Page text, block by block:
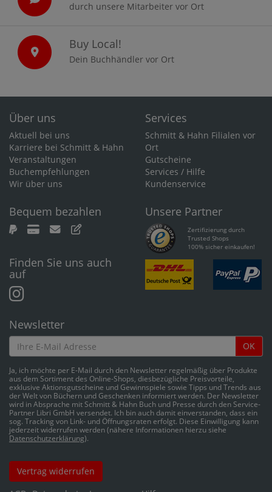
durch unsere Mitarbeiter vor Ort
Buy Local!
Dein Buchhändler vor Ort
Über uns
Aktuell bei uns
Karriere bei Schmitt & Hahn
Veranstaltungen
Buchempfehlungen
Wir über uns
Services
Schmitt & Hahn Filialen vor
Ort
Gutscheine
Services / Hilfe
Kundenservice
Bequem bezahlen
Finden Sie uns auch
auf
Unsere Partner
Zertifizierung durch
Trusted Shops
100% sicher einkaufen!
Newsletter
OK
Ja, ich möchte per E-Mail durch den Newsletter regelmäßig über Produkte
aus dem Sortiment des Online-Shops, diesbezügliche Preisvorteile,
exklusive Aktionsgutscheine und Gewinnspiele sowie Tipps und Trends aus
der Welt von Büchern und Geschenken informiert werden. Der Newsletter
wird in Absprache mit Schmitt & Hahn Buch und Presse durch den Service-
Partner Libri GmbH versendet. Ich bin auch damit einverstanden, dass ein
sog. Tracking von Link- und Öffnungsraten erfolgt. Diese Einwilligung kann
jederzeit widerrufen werden (nähere Informationen hierzu siehe
Datenschutzerklärung).
Vertrag widerrufen